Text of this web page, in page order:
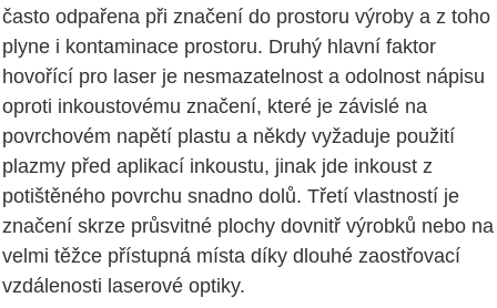
často odpařena při značení do prostoru výroby a z toho
plyne i kontaminace prostoru. Druhý hlavní faktor
hovořící pro laser je nesmazatelnost a odolnost nápisu
oproti inkoustovému značení, které je závislé na
povrchovém napětí plastu a někdy vyžaduje použití
plazmy před aplikací inkoustu, jinak jde inkoust z
potištěného povrchu snadno dolů. Třetí vlastností je
značení skrze průsvitné plochy dovnitř výrobků nebo na
velmi těžce přístupná místa díky dlouhé zaostřovací
vzdálenosti laserové optiky.